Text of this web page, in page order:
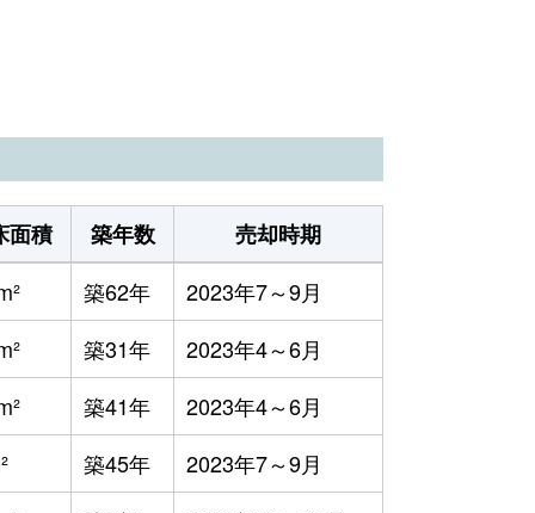
面積 築年数
売却時期
築62年
2023年7～9月
築31年
2023年4～6月
築41年
2023年4～6月
築45年
2023年7～9月